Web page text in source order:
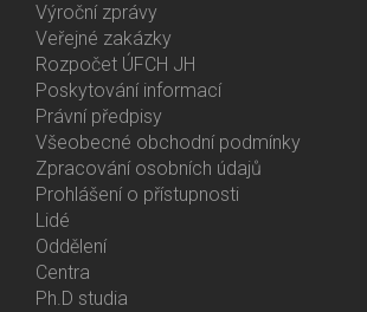
Bottom
Menu
About
Us
Výroční zprávy
Veřejné zakázky
Rozpočet ÚFCH JH
Poskytování informací
Právní předpisy
Všeobecné obchodní podmínky
Zpracování osobních údajů
Prohlášení o přístupnosti
Bottom
Menu
Contacts
Lidé
Oddělení
Centra
Ph.D studia